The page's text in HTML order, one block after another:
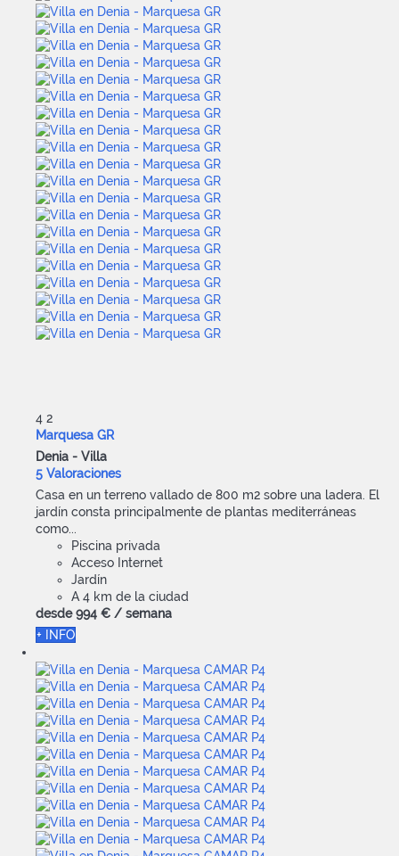
4 2
Marquesa GR
Denia - Villa
5 Valoraciones
Casa en un terreno vallado de 800 m2 sobre una ladera. El
jardín consta principalmente de plantas mediterráneas
como...
Piscina privada
Acceso Internet
Jardín
A 4 km de la ciudad
desde 994 € / semana
+ INFO